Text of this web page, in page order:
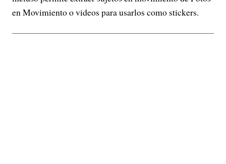
en Movimiento o videos para usarlos como stickers.